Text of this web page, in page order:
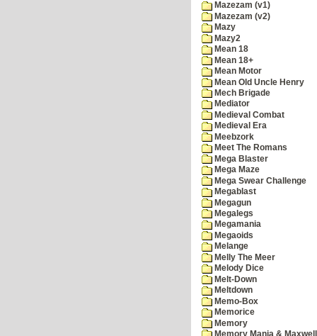
Mazezam (v1)
Mazezam (v2)
Mazy
Mazy2
Mean 18
Mean 18+
Mean Motor
Mean Old Uncle Henry
Mech Brigade
Mediator
Medieval Combat
Medieval Era
Meebzork
Meet The Romans
Mega Blaster
Mega Maze
Mega Swear Challenge
Megablast
Megagun
Megalegs
Megamania
Megaoids
Melange
Melly The Meer
Melody Dice
Melt-Down
Meltdown
Memo-Box
Memorice
Memory
Memory Mania &